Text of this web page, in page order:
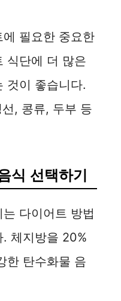
필요한 중요한
식단에 더 많은
것이 좋습니다.
, 콩류, 두부 등
식 선택하기
다이어트 방법
체지방을 20%
한 탄수화물 음